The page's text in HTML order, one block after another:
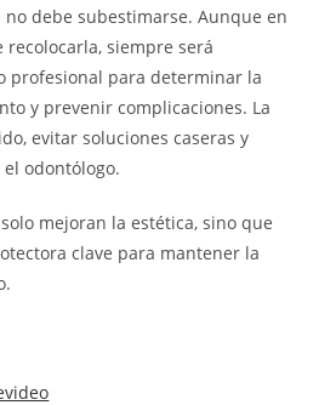
debe subestimarse. Aunque en
recolocarla, siempre será
profesional para determinar la
y prevenir complicaciones. La
evitar soluciones caseras y
odontólogo.
mejoran la estética, sino que
clave para mantener la